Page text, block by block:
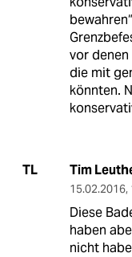
vor
die mit
könnten.
TL Tim
15.02.2016,
Diese
haben
nicht